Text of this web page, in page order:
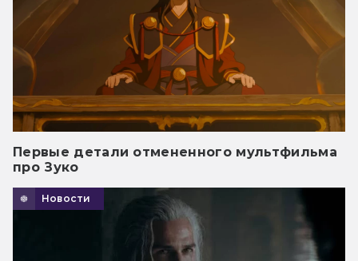
Первые детали отмененного мультфильма
про Зуко
Новости